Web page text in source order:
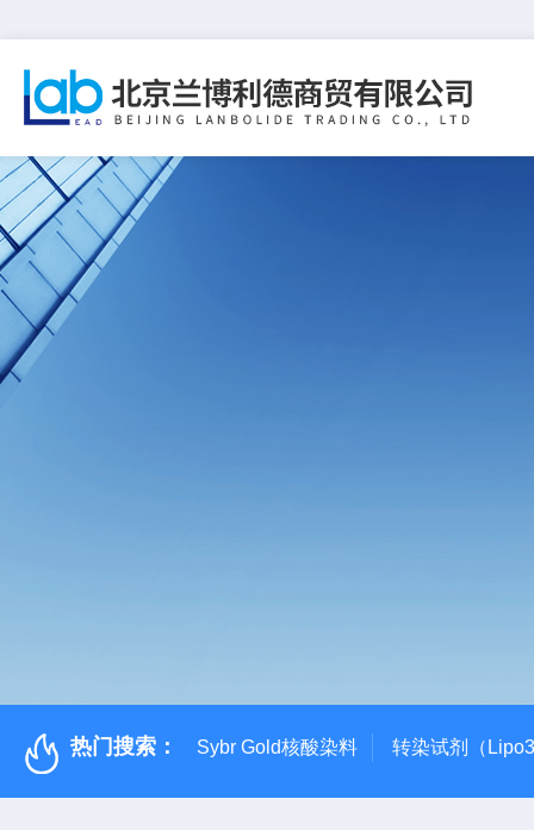
热门搜索： Sybr Gold核酸染料 转染试剂（